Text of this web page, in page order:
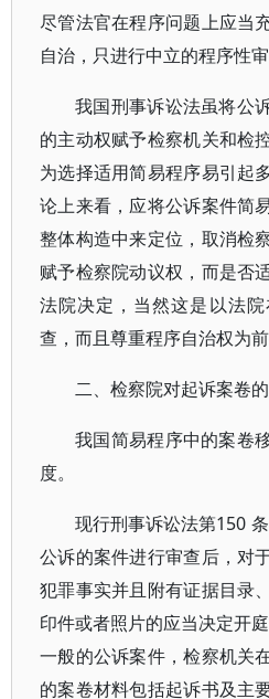
尽管法官在程序问题上应当
自治，只进行中立的程序性审
我国刑事诉讼法虽将公
的主动权赋予检察机关和检
为选择适用简易程序易引起
论上来看，应将公诉案件简
整体构造中来定位，取消检
赋予检察院动议权，而是否
法院决定，当然这是以法
查，而且尊重程序自治权为前
二、检察院对起诉案卷
我国简易程序中的案卷
度。
现行刑事诉讼法第150
公诉的案件进行审查后，对
犯罪事实并且附有证据目录
印件或者照片的应当决定开
一般的公诉案件，检察机关
的案卷材料包括起诉书及主